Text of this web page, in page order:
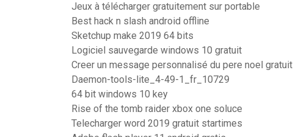
Jeux à télécharger gratuitement sur portable
Best hack n slash android offline
Sketchup make 2019 64 bits
Logiciel sauvegarde windows 10 gratuit
Creer un message personnalisé du pere noel gratuit
Daemon-tools-lite_4-49-1_fr_10729
64 bit windows 10 key
Rise of the tomb raider xbox one soluce
Telecharger word 2019 gratuit startimes